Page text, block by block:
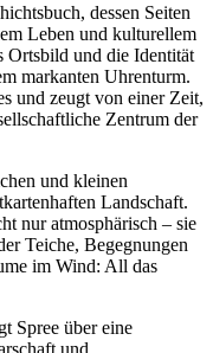
dessen Seiten
Leben und kulturellem
Ortsbild und die Identität
markanten Uhrenturm.
und zeugt von einer Zeit,
Zentrum der
und kleinen
Landschaft.
nur atmosphärisch – sie
Teiche, Begegnungen
im Wind: All das
Spree über eine
und